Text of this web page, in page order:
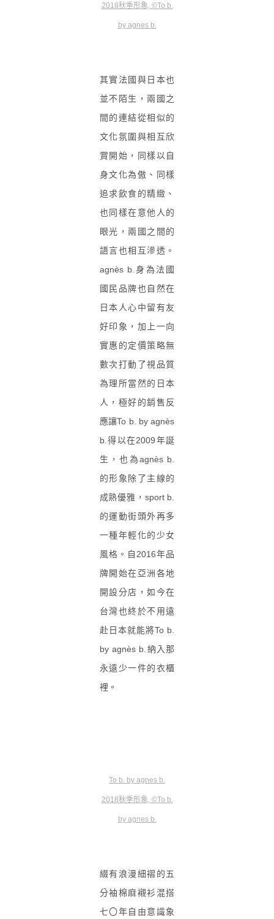
2018秋季形象, ©To b.
by agnes b.
其實法國與日本也
並不陌生， 兩國之
間 的連結從相似的
文化氛圍與相互欣
賞開始，同樣以自
身文化為傲、同樣
追求飲食的精緻、
也同樣在意他人的
眼光，兩國之間的
語言也相互滲透。
agnès b.身為法國
國民品牌也自然在
日本人心中留有友
好印象，加上一向
實惠的定價策略無
數次打動了視品質
為理所當然的日本
人，極好的銷售反
應讓To b. by agnès
b.得以在2009年誕
生，也為agnès b.
的形象除了主線的
成熟優雅，sport b.
的運動街頭外再多
一種年輕化的少女
風格。自2016年品
牌開始在亞洲各地
開設分店，如今在
台灣也終於不用遠
赴日本就能將To b.
by agnès b.納入那
永遠少一件的衣櫃
裡。
To b. by agnes b.
2018秋季形象, ©To b.
by agnes b.
綴有浪漫細褶的五
分袖棉麻襯衫混搭
七〇年自由意識象